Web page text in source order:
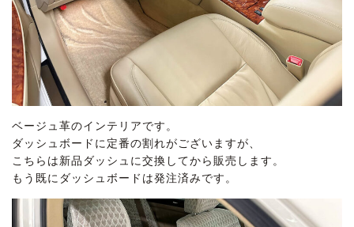
ベージュ革のインテリアです。
ダッシュボードに定番の割れがございますが、
こちらは新品ダッシュに交換してから販売します。
もう既にダッシュボードは発注済みです。